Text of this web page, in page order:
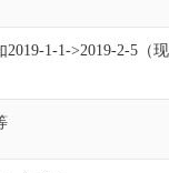
1-1->2019-2-5（现